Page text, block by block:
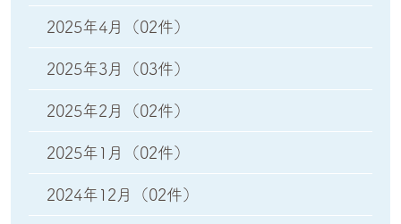
2025年4月 （02件）
2025年3月 （03件）
2025年2月 （02件）
2025年1月 （02件）
2024年12月 （02件）